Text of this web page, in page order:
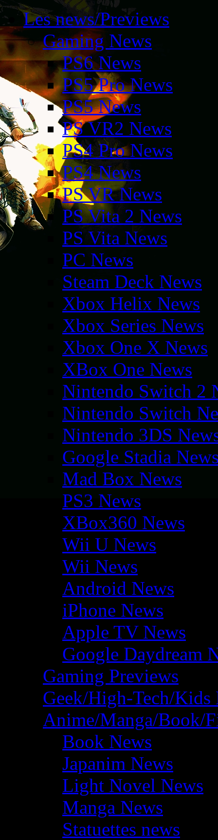
Les news/Previews
Gaming News
PS6 News
PS5 Pro News
PS5 News
PS VR2 News
PS4 Pro News
PS4 News
PS VR News
PS Vita 2 News
PS Vita News
PC News
Steam Deck News
Xbox Helix News
Xbox Series News
Xbox One X News
XBox One News
Nintendo Switch 2
Nintendo Switch
Nintendo 3DS
Google Stadia
Mad Box News
PS3 News
XBox360 News
Wii U News
Wii News
Android News
iPhone News
Apple TV News
Google Daydream
Gaming Previews
Geek/High-Tech/Kids
Anime/Manga/Book/
Book News
Japanim News
Light Novel News
Manga News
Statuettes news